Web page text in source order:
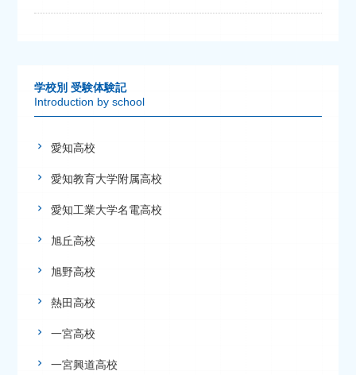
学校別 受験体験記
Introduction by school
愛知高校
愛知教育大学附属高校
愛知工業大学名電高校
旭丘高校
旭野高校
熱田高校
一宮高校
一宮興道高校